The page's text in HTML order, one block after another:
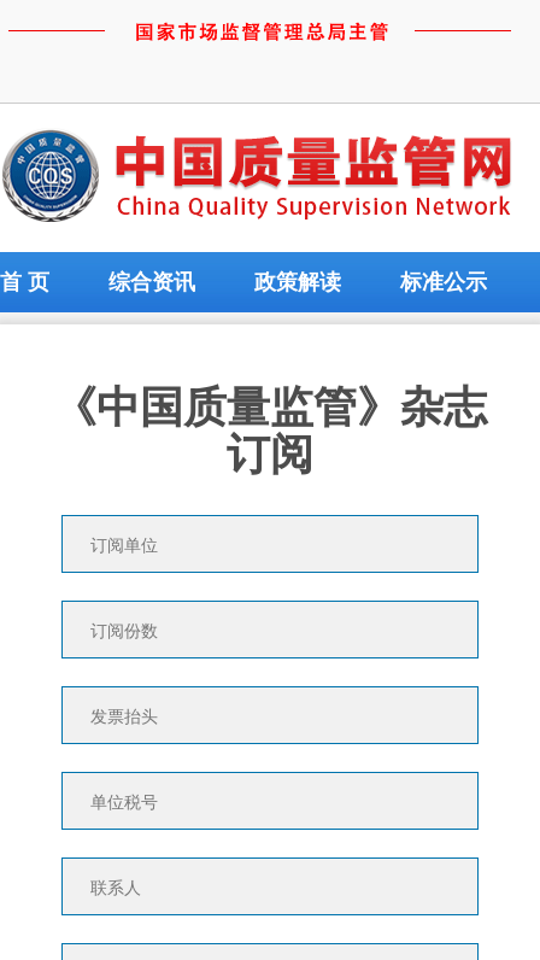
首 页 综合资讯 政策解读 标准公示
《中国质量监管》杂志
订阅